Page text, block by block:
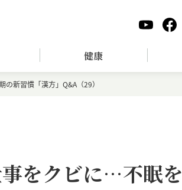
健康
新習慣「漢方」Q&A（29）
をクビに…不眠を